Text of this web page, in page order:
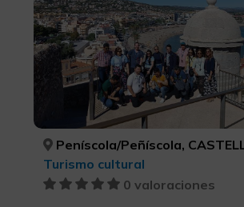
Peníscola/Peñíscola, CASTELLÓ/
Turismo cultural
0 valoraciones